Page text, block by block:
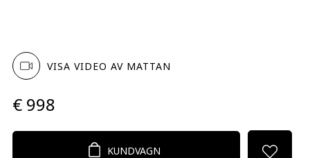
VISA VIDEO AV MATTAN
€ 998
KUNDVAGN